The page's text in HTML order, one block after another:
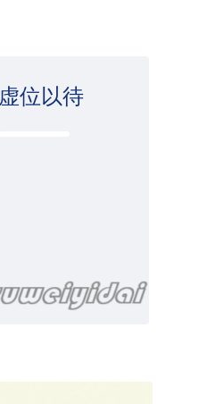
虚位以待